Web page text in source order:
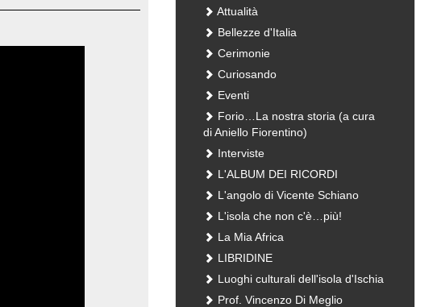
Attualità
Bellezze d'Italia
Cerimonie
Curiosando
Eventi
Forio…La nostra storia (a cura
di Aniello Fiorentino)
Interviste
L'ALBUM DEI RICORDI
L'angolo di Vicente Schiano
L'isola che non c'è…più!
La Mia Africa
LIBRIDINE
Luoghi culturali dell'isola d'Ischia
Prof. Vincenzo Di Meglio